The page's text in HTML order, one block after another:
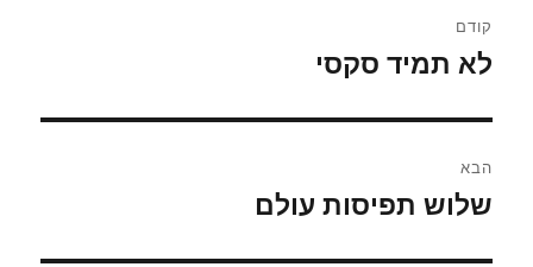
קודם
הפוסט
לא תמיד סקסי
הבא
הפוסט
שלוש תפיסות עולם